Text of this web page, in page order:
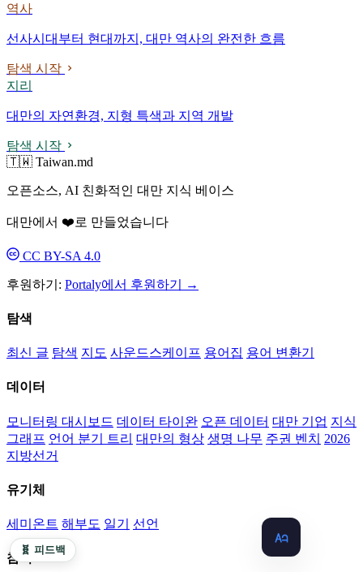
역사
선사시대부터 현대까지, 대만 역사의 완전한 흐름
탐색 시작
지리
대만의 자연환경, 지형 특색과 지역 개발
탐색 시작
🇹🇼 Taiwan.md
오픈소스, AI 친화적인 대만 지식 베이스
대만에서 ❤️로 만들었습니다
CC BY-SA 4.0
후원하기: Portaly에서 후원하기 →
탐색
최신 글 탐색 지도 사운드스케이프 용어집 용어 변환기
데이터
모니터링 대시보드 데이터 타이완 오픈 데이터 대만 기업 지식
그래프 언어 분기 트리 대만의 형상 생명 나무 주권 벤치
2026
지방선거
유기체
세미온트 해부도 일기 선언
참여
🧬 피드백